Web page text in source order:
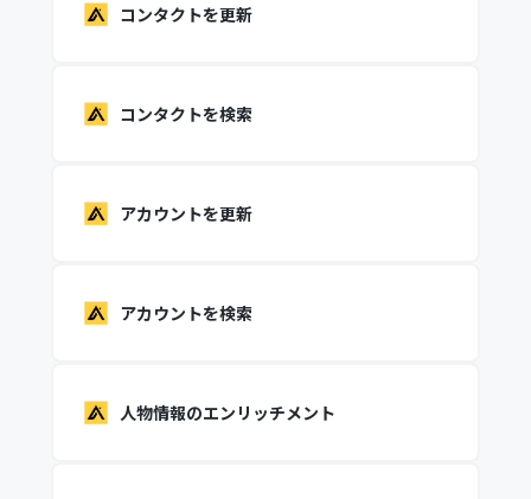
コンタクトを更新
コンタクトを検索
アカウントを更新
アカウントを検索
人物情報のエンリッチメント